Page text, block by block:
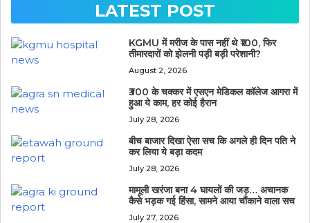
LATEST POST
KGMU में मरीज के पास नहीं थे ₹100, फिर
तीमारदारों को झेलनी पड़ी बड़ी परेशानी?
August 2, 2026
₹300 के चक्कर में एसएन मेडिकल कॉलेज आगरा में
हुआ ये काम, हर कोई हैरान
July 28, 2026
बीच बाजार दिखा ऐसा सच कि अगले ही दिन पति ने
कर लिया ये बड़ा कदम
July 28, 2026
मामूली खरंजा बना 4 घायलों की जड़… अचानक
कैसे भड़क गई हिंसा, सामने आया चौंकाने वाला सच
July 27, 2026